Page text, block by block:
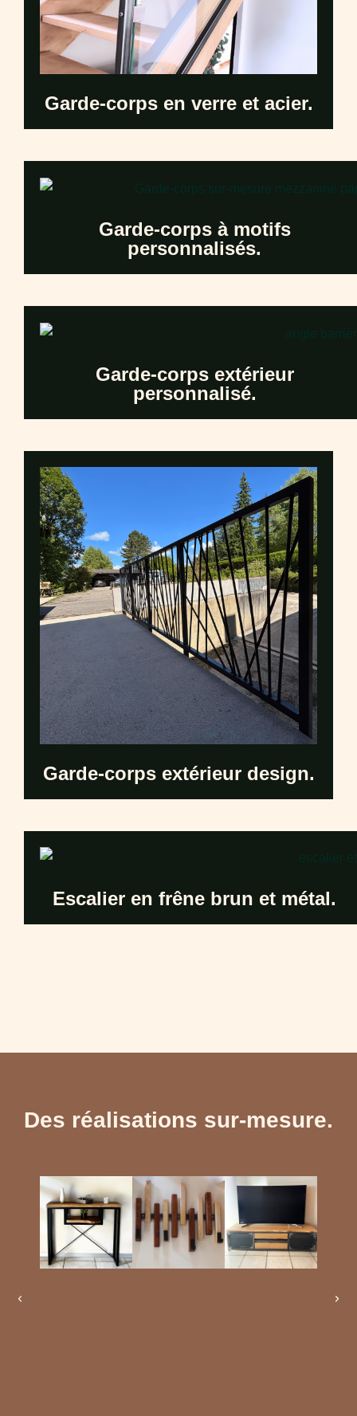
Garde-corps en verre et acier.
Garde-corps à motifs
personnalisés.
Garde-corps extérieur
personnalisé.
Garde-corps extérieur design.
Escalier en frêne brun et métal.
Des réalisations sur-mesure.